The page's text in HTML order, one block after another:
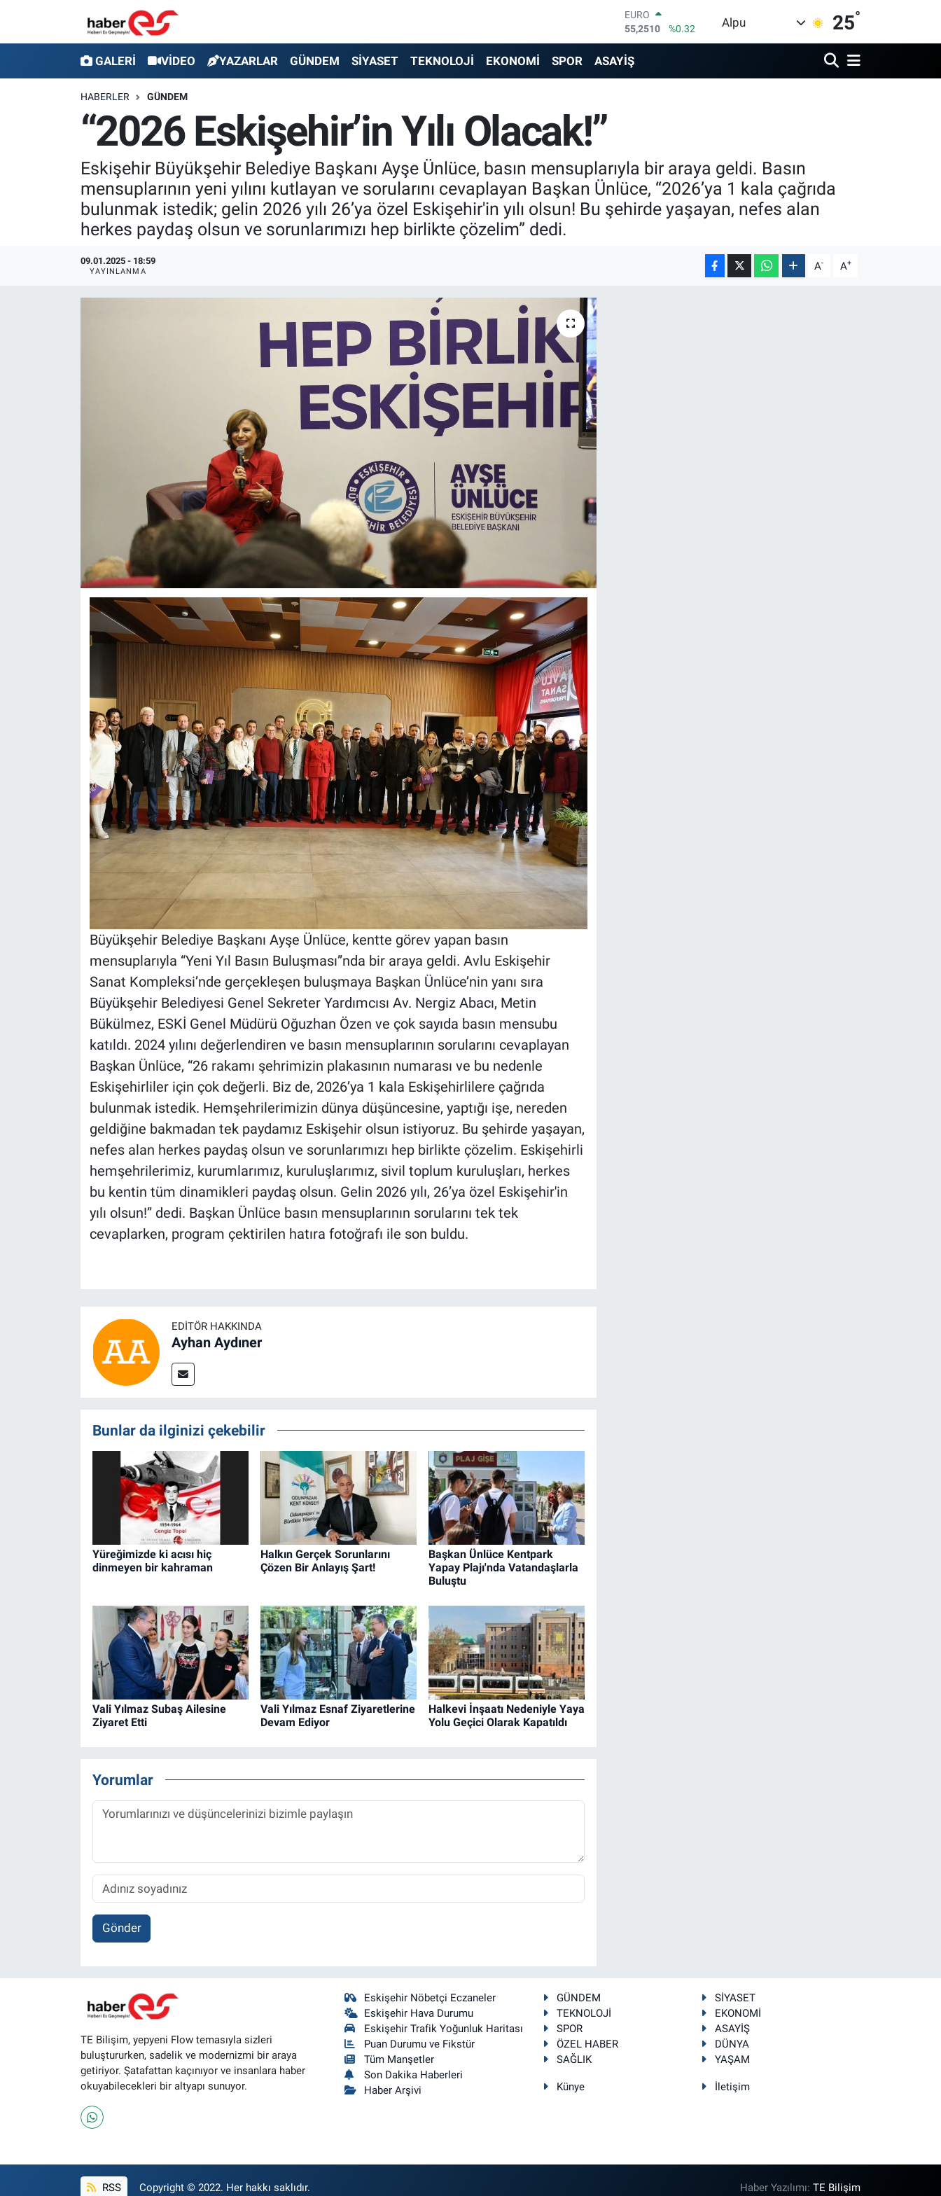
STERLİN
64,4811
%0.38
GRAM ALTIN
6660.55
BİST100
Alpu 25°
GALERİ VİDEO YAZARLAR GÜNDEM SİYASET TEKNOLOJİ EKONOMİ SPOR ASAYİŞ
HABERLER GÜNDEM
“2026 Eskişehir’in Yılı Olacak!”
Eskişehir Büyükşehir Belediye Başkanı Ayşe Ünlüce, basın mensuplarıyla bir araya geldi. Basın
mensuplarının yeni yılını kutlayan ve sorularını cevaplayan Başkan Ünlüce, “2026’ya 1 kala çağrıda
bulunmak istedik; gelin 2026 yılı 26’ya özel Eskişehir'in yılı olsun! Bu şehirde yaşayan, nefes alan
herkes paydaş olsun ve sorunlarımızı hep birlikte çözelim” dedi.
09.01.2025 - 18:59
YAYINLANMA A- A+
Büyükşehir Belediye Başkanı Ayşe Ünlüce, kentte görev yapan basın
mensuplarıyla “Yeni Yıl Basın Buluşması”nda bir araya geldi. Avlu Eskişehir
Sanat Kompleksi’nde gerçekleşen buluşmaya Başkan Ünlüce’nin yanı sıra
Büyükşehir Belediyesi Genel Sekreter Yardımcısı Av. Nergiz Abacı, Metin
Bükülmez, ESKİ Genel Müdürü Oğuzhan Özen ve çok sayıda basın mensubu
katıldı. 2024 yılını değerlendiren ve basın mensuplarının sorularını cevaplayan
Başkan Ünlüce, “26 rakamı şehrimizin plakasının numarası ve bu nedenle
Eskişehirliler için çok değerli. Biz de, 2026’ya 1 kala Eskişehirlilere çağrıda
bulunmak istedik. Hemşehrilerimizin dünya düşüncesine, yaptığı işe, nereden
geldiğine bakmadan tek paydamız Eskişehir olsun istiyoruz. Bu şehirde yaşayan,
nefes alan herkes paydaş olsun ve sorunlarımızı hep birlikte çözelim. Eskişehirli
hemşehrilerimiz, kurumlarımız, kuruluşlarımız, sivil toplum kuruluşları, herkes
bu kentin tüm dinamikleri paydaş olsun. Gelin 2026 yılı, 26’ya özel Eskişehir'in
yılı olsun!” dedi. Başkan Ünlüce basın mensuplarının sorularını tek tek
cevaplarken, program çektirilen hatıra fotoğrafı ile son buldu.
EDITÖR HAKKINDA
Ayhan Aydıner
Bunlar da ilginizi çekebilir
Yüreğimizde ki acısı hiç
dinmeyen bir kahraman
Halkın Gerçek Sorunlarını
Çözen Bir Anlayış Şart!
Başkan Ünlüce Kentpark
Yapay Plajı'nda Vatandaşlarla
Buluştu
Vali Yılmaz Subaş Ailesine
Ziyaret Etti
Vali Yılmaz Esnaf Ziyaretlerine
Devam Ediyor
Halkevi İnşaatı Nedeniyle Yaya
Yolu Geçici Olarak Kapatıldı
Yorumlar
Gönder
TE Bilişim, yepyeni Flow temasıyla sizleri
buluştururken, sadelik ve modernizmi bir araya
getiriyor. Şatafattan kaçınıyor ve insanlara haber
okuyabilecekleri bir altyapı sunuyor.
Eskişehir Nöbetçi Eczaneler
Eskişehir Hava Durumu
Eskişehir Trafik Yoğunluk Haritası
Puan Durumu ve Fikstür
Tüm Manşetler
Son Dakika Haberleri
Haber Arşivi
GÜNDEM
SİYASET
TEKNOLOJİ
EKONOMİ
SPOR
ASAYİŞ
ÖZEL HABER
DÜNYA
SAĞLIK
YAŞAM
Künye İletişim
RSS Copyright © 2022. Her hakkı saklıdır. Haber Yazılımı:TE Bilişim
YAZARLAR
GÜNDEM
SİYASET
TEKNOLOJİ
EKONOMİ
Eskişehir Nöbetçi Eczaneler
Eskişehir Hava Durumu
Eskişehir Trafik Yoğunluk Haritası
Süper Lig Puan Durumu ve Fikstür
Tüm Manşetler
Son Dakika Haberleri
Haber Arşivi